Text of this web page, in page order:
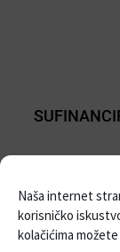
Naša internet
korisničko
kolačićima